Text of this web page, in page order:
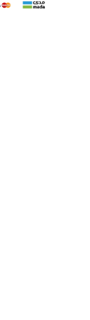
كما أن
يحتوي